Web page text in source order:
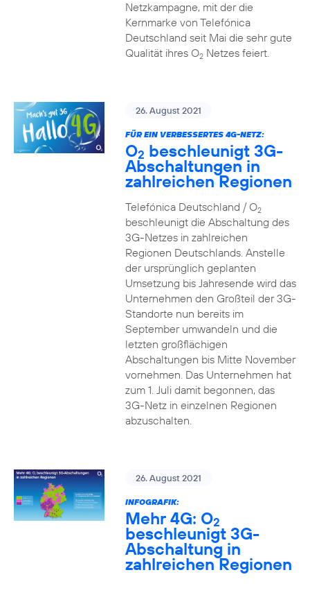
Netzkampagne, mit der die
Kernmarke von Telefónica
Deutschland seit Mai die sehr gute
Qualität ihres O2Netzes feiert.
26. August 2021
FÜR EIN VERBESSERTES 4G-NETZ:
O2 beschleunigt 3G-
Abschaltungen in
zahlreichen Regionen
Telefónica Deutschland / O2
beschleunigt die Abschaltung des
3G-Netzes in zahlreichen
Regionen Deutschlands. Anstelle
der ursprünglich geplanten
Umsetzung bis Jahresende wird das
Unternehmen den Großteil der 3G-
Standorte nun bereits im
September umwandeln und die
letzten großflächigen
Abschaltungen bis Mitte November
vornehmen. Das Unternehmen hat
zum 1. Juli damit begonnen, das
3G-Netz in einzelnen Regionen
abzuschalten.
26. August 2021
INFOGRAFIK:
Mehr 4G: O2
beschleunigt 3G-
Abschaltung in
zahlreichen Regionen